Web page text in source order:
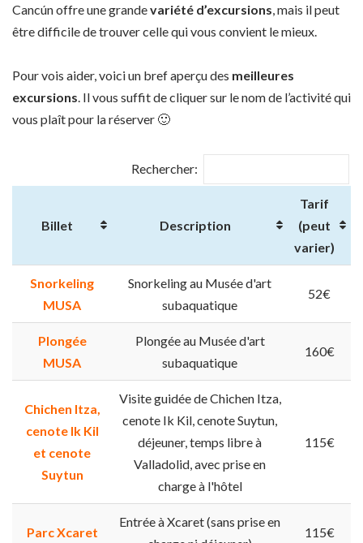
Cancún offre une grandevariété d’excursions, mais il peut
être difficile de trouver celle qui vous convient le mieux.
Pour vois aider, voici un bref aperçu des meilleures
excursions. Il vous suffit de cliquer sur le nom de l’activité qui
vous plaît pour la réserver 🙂
Rechercher:
Billet Description
Tarif
(peut
varier)
Snorkeling
MUSA
Snorkeling au Musée d'art
subaquatique
52€
Plongée
MUSA
Plongée au Musée d'art
subaquatique
160€
Chichen Itza,
cenote Ik Kil
et cenote
Suytun
Visite guidée de Chichen Itza,
cenote Ik Kil, cenote Suytun,
déjeuner, temps libre à
Valladolid, avec prise en
charge à l'hôtel
115€
Parc Xcaret
Entrée à Xcaret (sans prise en
115€